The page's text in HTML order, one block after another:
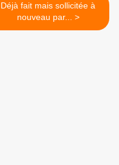
Déjà fait mais sollicitée à
nouveau par... >